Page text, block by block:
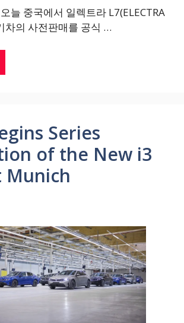
늘 중국에서 일렉트라 L7(ELECTRA
차의 사전판매를 공식 …
Series
of the New i3
Munich